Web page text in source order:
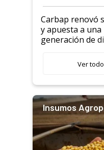
Carbap renovó
y apuesta a una
generación de
Ver
Insumos